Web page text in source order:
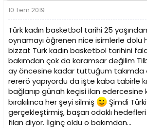
:
10 Tem 2019
Türk kadın basketbol tarihi 25
oynamayı öğrenen nice isimlerle dolu
bizzat Türk kadın basketbol tarihini
bakımdan çok da karamsar değilim
ay öncesine kadar tuttuğum takımda
rererö yapıyordu da işte kaba tabirle
bağlanıp günah keçisi ilan edercesine
bırakılınca her şeyi silmiş
Şimdi
gerçekleştirmiş, başarı odaklı
filan diyor. İlginç oldu o bakımdan...